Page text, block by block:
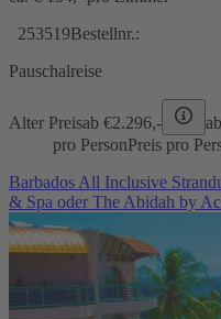
253519Bestellnr.:
Pauschalreise
Alter Preisab €2.296,-
pro PersonPreis pro
Barbados All Inclusive
& Spa oder The Abidah by